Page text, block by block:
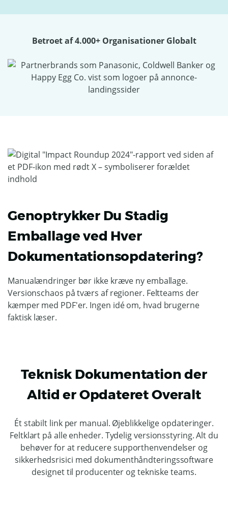
Betroet af 4.000+ Organisationer Globalt
Genoptrykker Du Stadig
Emballage ved Hver
Dokumentationsopdatering?
Manualændringer bør ikke kræve ny emballage.
Versionschaos på tværs af regioner. Feltteams der
kæmper med PDF'er. Ingen idé om, hvad brugerne
faktisk læser.
Teknisk Dokumentation der
Altid er Opdateret Overalt
Ét stabilt link per manual. Øjeblikkelige opdateringer.
Feltklart på alle enheder. Tydelig versionsstyring. Alt du
behøver for at reducere supporthenvendelser og
sikkerhedsrisici med dokumenthåndteringssoftware
designet til producenter og tekniske teams.